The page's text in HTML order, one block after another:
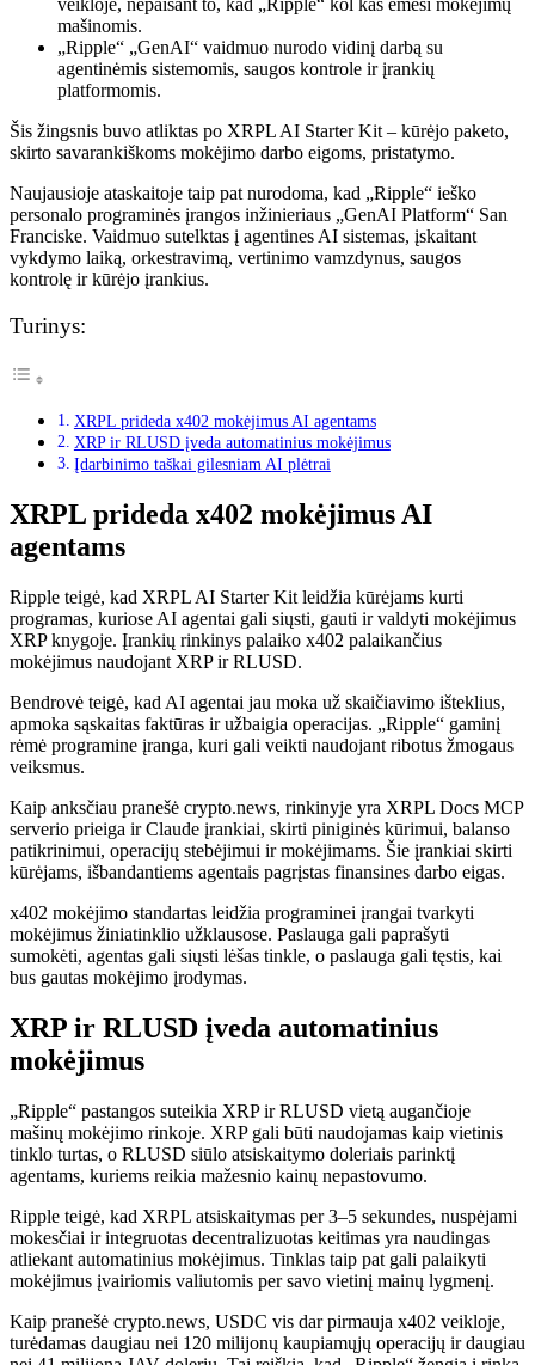
mašinomis.
„Ripple“ „GenAI“ vaidmuo nurodo vidinį darbą su
agentinėmis sistemomis, saugos kontrole ir įrankių
platformomis.
Šis žingsnis buvo atliktas po XRPL AI Starter Kit – kūrėjo paketo,
skirto savarankiškoms mokėjimo darbo eigoms, pristatymo.
Naujausioje ataskaitoje taip pat nurodoma, kad „Ripple“ ieško
personalo programinės įrangos inžinieriaus „GenAI Platform“ San
Franciske. Vaidmuo sutelktas į agentines AI sistemas, įskaitant
vykdymo laiką, orkestravimą, vertinimo vamzdynus, saugos
kontrolę ir kūrėjo įrankius.
Turinys:
XRPL prideda x402 mokėjimus AI agentams
XRP ir RLUSD įveda automatinius mokėjimus
Įdarbinimo taškai gilesniam AI plėtrai
XRPL prideda x402 mokėjimus AI
agentams
Ripple teigė, kad XRPL AI Starter Kit leidžia kūrėjams kurti
programas, kuriose AI agentai gali siųsti, gauti ir valdyti mokėjimus
XRP knygoje. Įrankių rinkinys palaiko x402 palaikančius
mokėjimus naudojant XRP ir RLUSD.
Bendrovė teigė, kad AI agentai jau moka už skaičiavimo išteklius,
apmoka sąskaitas faktūras ir užbaigia operacijas. „Ripple“ gaminį
rėmė programine įranga, kuri gali veikti naudojant ribotus žmogaus
veiksmus.
Kaip anksčiau pranešė crypto.news, rinkinyje yra XRPL Docs MCP
serverio prieiga ir Claude įrankiai, skirti piniginės kūrimui, balanso
patikrinimui, operacijų stebėjimui ir mokėjimams. Šie įrankiai skirti
kūrėjams, išbandantiems agentais pagrįstas finansines darbo eigas.
x402 mokėjimo standartas leidžia programinei įrangai tvarkyti
mokėjimus žiniatinklio užklausose. Paslauga gali paprašyti
sumokėti, agentas gali siųsti lėšas tinkle, o paslauga gali tęstis, kai
bus gautas mokėjimo įrodymas.
XRP ir RLUSD įveda automatinius
mokėjimus
„Ripple“ pastangos suteikia XRP ir RLUSD vietą augančioje
mašinų mokėjimo rinkoje. XRP gali būti naudojamas kaip vietinis
tinklo turtas, o RLUSD siūlo atsiskaitymo doleriais parinktį
agentams, kuriems reikia mažesnio kainų nepastovumo.
Ripple teigė, kad XRPL atsiskaitymas per 3–5 sekundes, nuspėjami
mokesčiai ir integruotas decentralizuotas keitimas yra naudingas
atliekant automatinius mokėjimus. Tinklas taip pat gali palaikyti
mokėjimus įvairiomis valiutomis per savo vietinį mainų lygmenį.
Kaip pranešė crypto.news, USDC vis dar pirmauja x402 veikloje,
turėdamas daugiau nei 120 milijonų kaupiamųjų operacijų ir daugiau